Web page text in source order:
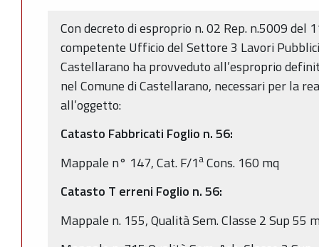
Con decreto di esproprio n. 02 Rep. n.5009 del
competente Ufficio del Settore 3 Lavori
Castellarano ha provveduto all’esproprio
nel Comune di Castellarano, necessari per la
all’oggetto:
Catasto Fabbricati Foglio n. 56:
Mappale n° 147, Cat. F/1a Cons. 160 mq
Catasto T erreni Foglio n.56:
Mappale n. 155, Qualità Sem. Classe 2 Sup 55